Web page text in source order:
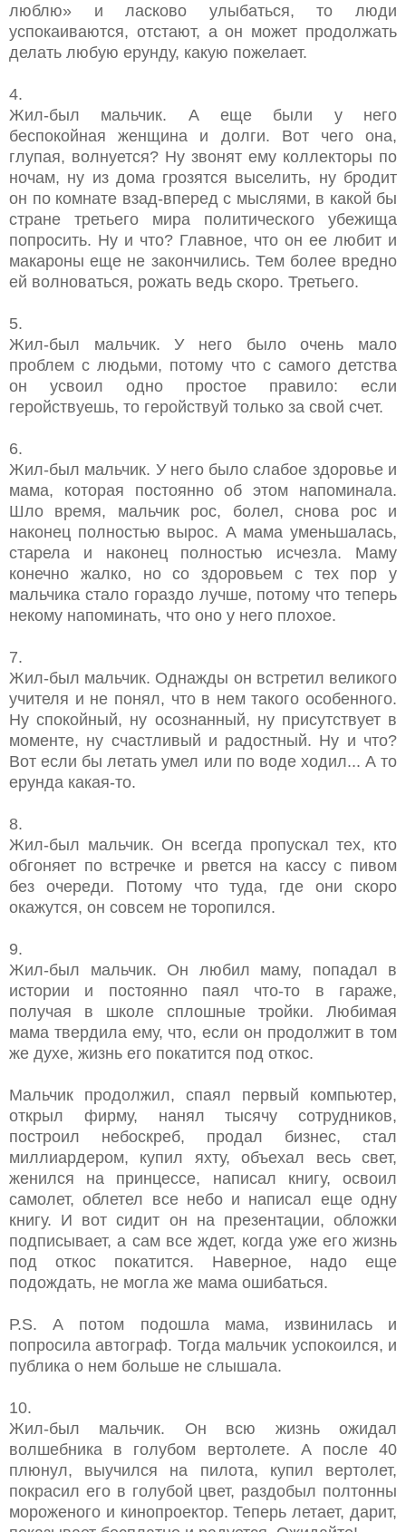
люблю» и ласково улыбаться, то люди
успокаиваются, отстают, а он может продолжать
делать любую ерунду, какую пожелает.
4.
Жил-был мальчик. А еще были у него
беспокойная женщина и долги. Вот чего она,
глупая, волнуется? Ну звонят ему коллекторы по
ночам, ну из дома грозятся выселить, ну бродит
он по комнате взад-вперед с мыслями, в какой бы
стране третьего мира политического убежища
попросить. Ну и что? Главное, что он ее любит и
макароны еще не закончились. Тем более вредно
ей волноваться, рожать ведь скоро. Третьего.
5.
Жил-был мальчик. У него было очень мало
проблем с людьми, потому что с самого детства
он усвоил одно простое правило: если
геройствуешь, то геройствуй только за свой счет.
6.
Жил-был мальчик. У него было слабое здоровье и
мама, которая постоянно об этом напоминала.
Шло время, мальчик рос, болел, снова рос и
наконец полностью вырос. А мама уменьшалась,
старела и наконец полностью исчезла. Маму
конечно жалко, но со здоровьем с тех пор у
мальчика стало гораздо лучше, потому что теперь
некому напоминать, что оно у него плохое.
7.
Жил-был мальчик. Однажды он встретил великого
учителя и не понял, что в нем такого особенного.
Ну спокойный, ну осознанный, ну присутствует в
моменте, ну счастливый и радостный. Ну и что?
Вот если бы летать умел или по воде ходил... А то
ерунда какая-то.
8.
Жил-был мальчик. Он всегда пропускал тех, кто
обгоняет по встречке и рвется на кассу с пивом
без очереди. Потому что туда, где они скоро
окажутся, он совсем не торопился.
9.
Жил-был мальчик. Он любил маму, попадал в
истории и постоянно паял что-то в гараже,
получая в школе сплошные тройки. Любимая
мама твердила ему, что, если он продолжит в том
же духе, жизнь его покатится под откос.
Мальчик продолжил, спаял первый компьютер,
открыл фирму, нанял тысячу сотрудников,
построил небоскреб, продал бизнес, стал
миллиардером, купил яхту, объехал весь свет,
женился на принцессе, написал книгу, освоил
самолет, облетел все небо и написал еще одну
книгу. И вот сидит он на презентации, обложки
подписывает, а сам все ждет, когда уже его жизнь
под откос покатится. Наверное, надо еще
подождать, не могла же мама ошибаться.
Р.S. А потом подошла мама, извинилась и
попросила автограф. Тогда мальчик успокоился, и
публика о нем больше не слышала.
10.
Жил-был мальчик. Он всю жизнь ожидал
волшебника в голубом вертолете. А после 40
плюнул, выучился на пилота, купил вертолет,
покрасил его в голубой цвет, раздобыл полтонны
мороженого и кинопроектор. Теперь летает, дарит,